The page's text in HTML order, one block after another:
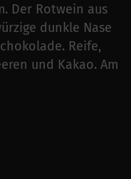
Der Rotwein aus
dunkle Nase
Reife,
und Kakao. Am